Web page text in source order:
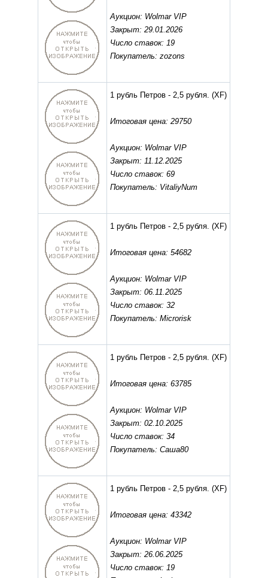
Аукцион: Wolmar VIP
Закрыт: 29.01.2026
Число ставок: 19
Покупатель: zozons
1 рубль Петров - 2,5 рубля. (XF)
Итоговая цена: 29750
Аукцион: Wolmar VIP
Закрыт: 11.12.2025
Число ставок: 69
Покупатель: VitaliyNum
1 рубль Петров - 2,5 рубля. (XF)
Итоговая цена: 54682
Аукцион: Wolmar VIP
Закрыт: 06.11.2025
Число ставок: 32
Покупатель: Microrisk
1 рубль Петров - 2,5 рубля. (XF)
Итоговая цена: 63785
Аукцион: Wolmar VIP
Закрыт: 02.10.2025
Число ставок: 34
Покупатель: Саша80
1 рубль Петров - 2,5 рубля. (XF)
Итоговая цена: 43342
Аукцион: Wolmar VIP
Закрыт: 26.06.2025
Число ставок: 19